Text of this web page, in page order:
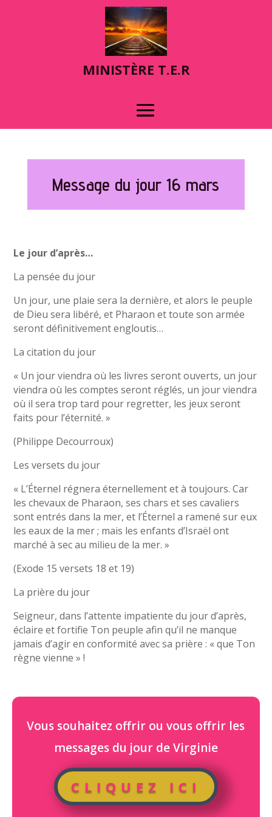
MINISTÈRE T.E.R
Message du jour 16 mars
Le jour d’après…
La pensée du jour
Un jour, une plaie sera la dernière, et alors le peuple
de Dieu sera libéré, et Pharaon et toute son armée
seront définitivement engloutis…
La citation du jour
« Un jour viendra où les livres seront ouverts, un jour
viendra où les comptes seront réglés, un jour viendra
où il sera trop tard pour regretter, les jeux seront
faits pour l’éternité. »
(Philippe Decourroux)
Les versets du jour
« L’Éternel régnera éternellement et à toujours. Car
les chevaux de Pharaon, ses chars et ses cavaliers
sont entrés dans la mer, et l’Éternel a ramené sur eux
les eaux de la mer ; mais les enfants d’Israël ont
marché à sec au milieu de la mer. »
(Exode 15 versets 18 et 19)
La prière du jour
Seigneur, dans l’attente impatiente du jour d’après,
éclaire et fortifie Ton peuple afin qu’il ne manque
jamais d’agir en conformité avec sa prière : « que Ton
règne vienne » !
Vous souhaitez offrir ou vous offrir les
messages du jour de Virginie
CLIQUEZ ICI